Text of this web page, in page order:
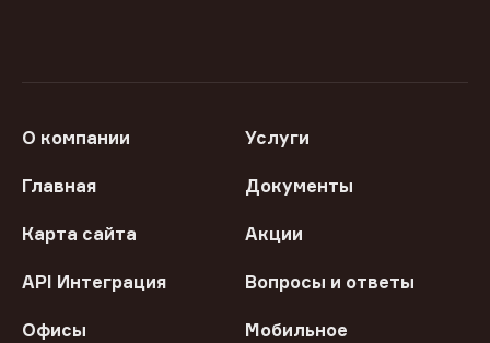
О компании Услуги
Главная Документы
Карта сайта Акции
API Интеграция Вопросы и ответы
Офисы
Мобильное